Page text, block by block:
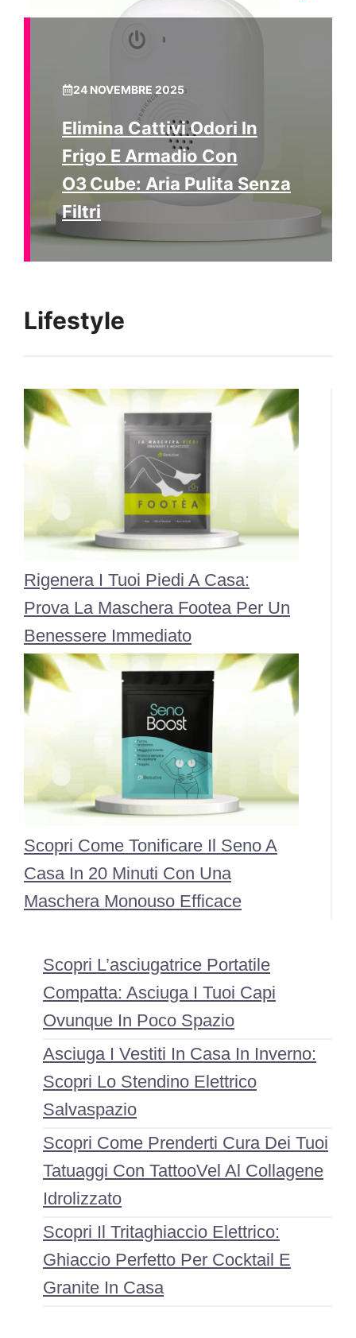
24 NOVEMBRE 2025
Elimina Cattivi Odori In
Frigo E Armadio Con
O3 Cube: Aria Pulita Senza
Filtri
Lifestyle
Rigenera I Tuoi Piedi A Casa:
Prova La Maschera Footea Per Un
Benessere Immediato
Scopri Come Tonificare Il Seno A
Casa In 20 Minuti Con Una
Maschera Monouso Efficace
Scopri L’asciugatrice Portatile
Compatta: Asciuga I Tuoi Capi
Ovunque In Poco Spazio
Asciuga I Vestiti In Casa In Inverno:
Scopri Lo Stendino Elettrico
Salvaspazio
Scopri Come Prenderti Cura Dei Tuoi
Tatuaggi Con TattooVel Al Collagene
Idrolizzato
Scopri Il Tritaghiaccio Elettrico:
Ghiaccio Perfetto Per Cocktail E
Granite In Casa